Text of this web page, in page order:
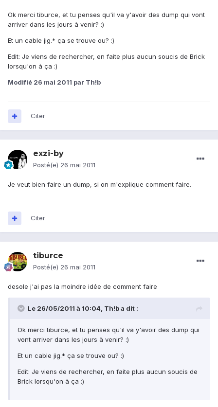
Ok merci tiburce, et tu penses qu'il va y'avoir des dump qui vont
arriver dans les jours à venir? :)
Et un cable jig.* ça se trouve ou? :)
Edit: Je viens de rechercher, en faite plus aucun soucis de Brick
lorsqu'on à ça :)
Modifié 26 mai 2011 par Th!b
Citer
exzi-by
Posté(e) 26 mai 2011
Je veut bien faire un dump, si on m'explique comment faire.
Citer
tiburce
Posté(e) 26 mai 2011
desole j'ai pas la moindre idée de comment faire
Le 26/05/2011 à 10:04, Th!b a dit :
Ok merci tiburce, et tu penses qu'il va y'avoir des dump qui
vont arriver dans les jours à venir? :)
Et un cable jig.* ça se trouve ou? :)
Edit: Je viens de rechercher, en faite plus aucun soucis de
Brick lorsqu'on à ça :)